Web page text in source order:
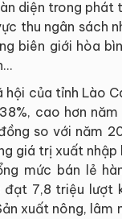
diện trong
thu ngân sách
biên giới hòa
của tỉnh Lào
cao hơn
so với năm
giá trị xuất
mức bán lẻ
7,8 triệu lượt
xuất nông, lâm